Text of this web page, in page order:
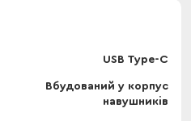
USB Type-C
Вбудований у корпус
навушників